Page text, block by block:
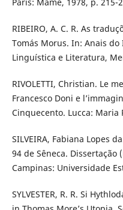
RIBEIRO, A. C. R. As
Tomás Morus. In: Anais
Linguística e Literatura,
RIVOLETTI, Christian. Le
Francesco Doni e
Cinquecento. Lucca: Maria
SILVEIRA, Fabiana Lopes
94 de Sêneca.
Campinas: Universidade
SYLVESTER, R. R. Si